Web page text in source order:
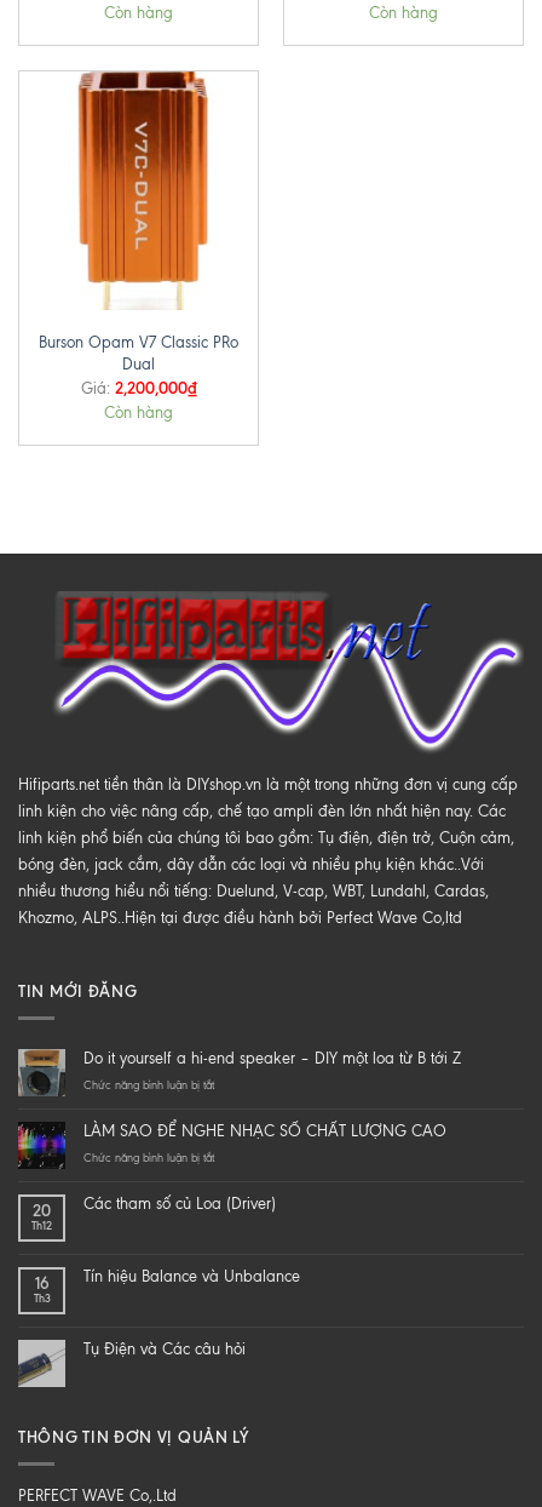
Còn hàng Còn hàng
Burson Opam V7 Classic PRo
Dual
Giá: 2,200,000₫
Còn hàng
Hifiparts.net tiền thân là DIYshop.vn là một trong những đơn vị cung cấp
linh kiện cho việc nâng cấp, chế tạo ampli đèn lớn nhất hiện nay. Các
linh kiện phổ biến của chúng tôi bao gồm: Tụ điện, điện trở, Cuộn cảm,
bóng đèn, jack cắm, dây dẫn các loại và nhiều phụ kiện khác..Với
nhiều thương hiểu nổi tiếng: Duelund, V-cap, WBT, Lundahl, Cardas,
Khozmo, ALPS..Hiện tại được điều hành bởi Perfect Wave Co,ltd
TIN MỚI ĐĂNG
Do it yourself a hi-end speaker – DIY một loa từ B tới Z
Chức năng bình luận bị tắtở
yourself
a
speaker
loa
Z
LÀM SAO ĐỂ NGHE NHẠC SỐ CHẤT LƯỢNG CAO
Chức năng bình luận bị tắtở
ĐỂ
CHẤT
20
Th12
Các tham số củ Loa (Driver)
16
Th3
Tín hiệu Balance và Unbalance
Tụ Điện và Các câu hỏi
THÔNG TIN ĐƠN VỊ QUẢN LÝ
PERFECT WAVE Co,.Ltd